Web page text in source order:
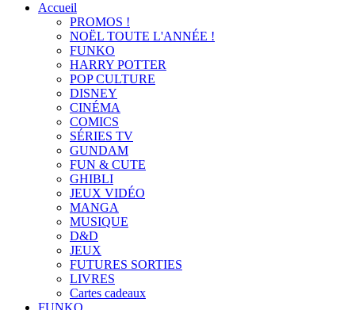
Accueil
PROMOS !
NOËL TOUTE L'ANNÉE !
FUNKO
HARRY POTTER
POP CULTURE
DISNEY
CINÉMA
COMICS
SÉRIES TV
GUNDAM
FUN & CUTE
GHIBLI
JEUX VIDÉO
MANGA
MUSIQUE
D&D
JEUX
FUTURES SORTIES
LIVRES
Cartes cadeaux
FUNKO